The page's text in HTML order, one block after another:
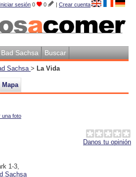
Iniciar sesión 0 0 | Crear cuenta
Sachsa Buscar
Sachsa > La Vida
Mapa
una foto
Danos tu opinión
1-3
Sachsa